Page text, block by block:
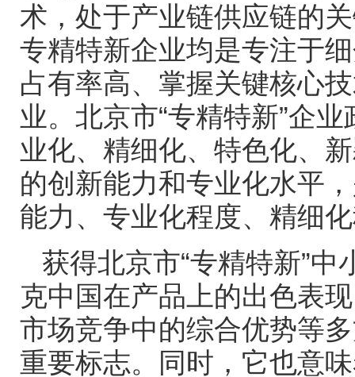
术，处于产业链供应链的
专精特新企业均是专注于
占有率高、掌握关键核心
业。北京市“专精特新”企业
业化、精细化、特色化、
的创新能力和专业化水平
能力、专业化程度、精细
获得北京市“专精特新”中
克中国在产品上的出色表
市场竞争中的综合优势等
重要标志。同时，它也意